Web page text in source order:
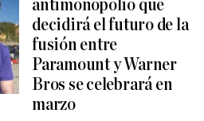
antimonopolio que
decidirá el futuro de la
fusión entre
Paramount y Warner
Bros se celebrará en
marzo